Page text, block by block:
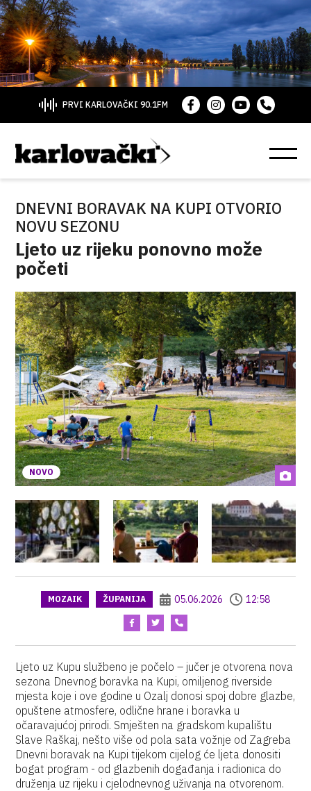
PRVI KARLOVAČKI 90.1FM
DNEVNI BORAVAK NA KUPI OTVORIO
NOVU SEZONU
Ljeto uz rijeku ponovno može
početi
NOVO
MOZAIK ŽUPANIJA 05.06.2026 12:58
Ljeto uz Kupu službeno je počelo – jučer je otvorena nova
sezona Dnevnog boravka na Kupi, omiljenog riverside
mjesta koje i ove godine u Ozalj donosi spoj dobre glazbe,
opuštene atmosfere, odlične hrane i boravka u
očaravajućoj prirodi. Smješten na gradskom kupalištu
Slave Raškaj, nešto više od pola sata vožnje od Zagreba
Dnevni boravak na Kupi tijekom cijelog će ljeta donositi
bogat program - od glazbenih događanja i radionica do
druženja uz rijeku i cjelodnevnog uživanja na otvorenom.